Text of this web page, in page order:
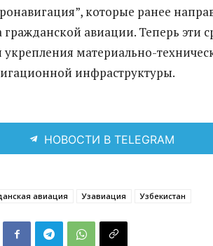
которые ранее
гражданской авиации. Теперь эти
укрепления материально-
инфраструктуры.
НОВОСТИ В TELEGRAM
авиация Узавиация Узбекистан